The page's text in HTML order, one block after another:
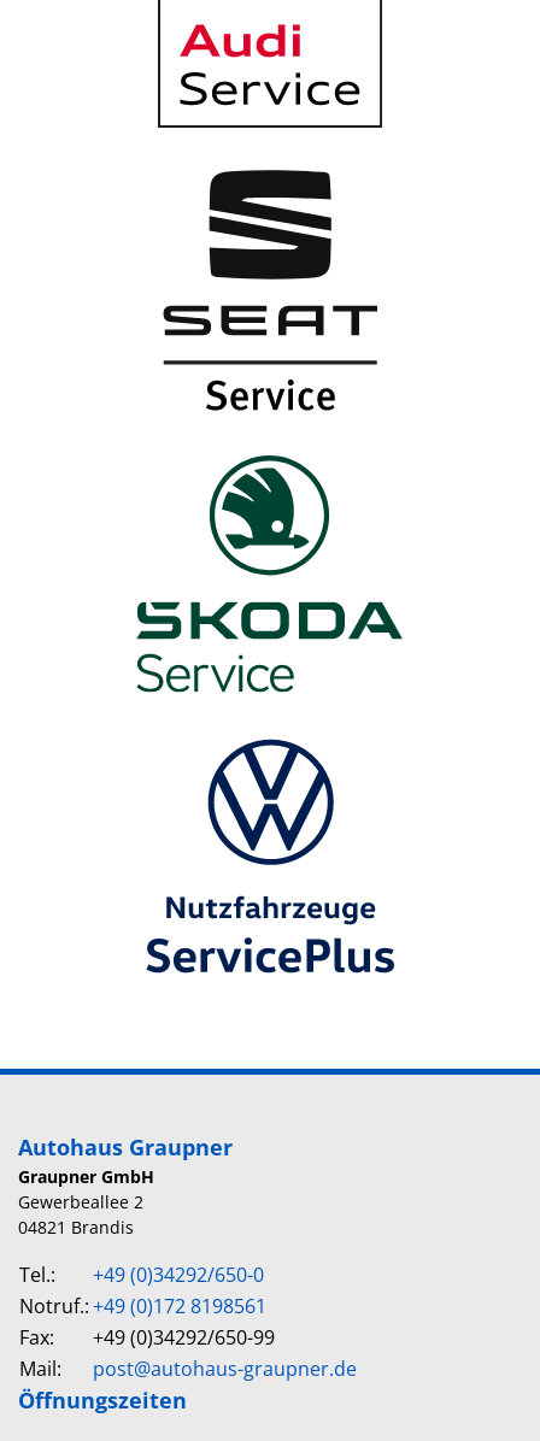
Autohaus Graupner
Graupner GmbH
Gewerbeallee 2
04821 Brandis
Tel.:
+49 (0)34292/650-0
Notruf.:+49 (0)172 8198561
Fax:
+49 (0)34292/650-99
Mail:
post@autohaus-graupner.de
Öffnungszeiten